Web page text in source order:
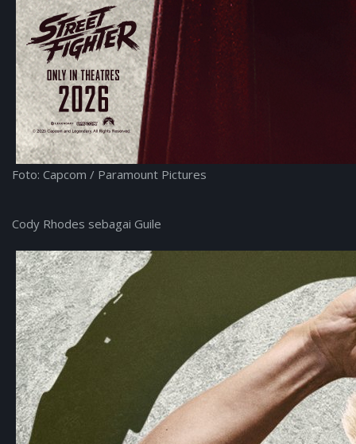
Foto: Capcom / Paramount Pictures
Cody Rhodes sebagai Guile